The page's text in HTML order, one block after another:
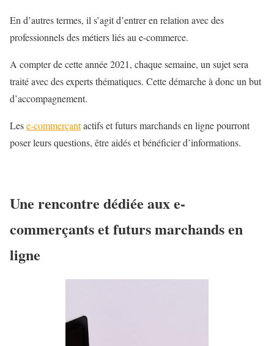
En d’autres termes, il s’agit d’entrer en relation avec des
professionnels des métiers liés au e-commerce.
A compter de cette année 2021, chaque semaine, un sujet sera
traité avec des experts thématiques. Cette démarche à donc un but
d’accompagnement.
Lese-commerçantactifs et futurs marchands en ligne pourront
poser leurs questions, être aidés et bénéficier d’informations.
Une rencontre dédiée aux e-
commerçants et futurs marchands en
ligne